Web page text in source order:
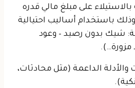
على مبلغ مالي قدره
باستخدام أساليب احتيالية
شيك بدون رصيد – وعود
مزورة…).
الداعمة (مثل محادثات،